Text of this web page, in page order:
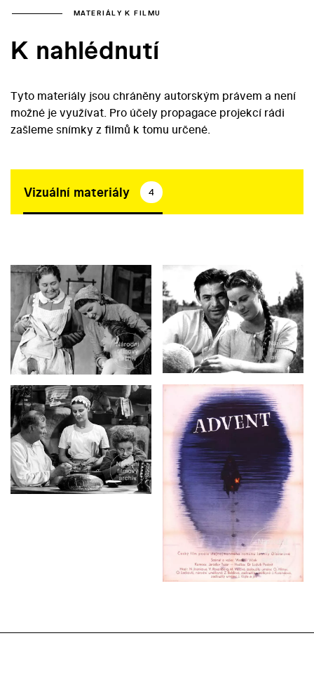
MATERIÁLY K FILMU
K nahlédnutí
Tyto materiály jsou chráněny autorským právem a není
možné je využívat. Pro účely propagace projekcí rádi
zašleme snímky z filmů k tomu určené.
Vizuální materiály 4